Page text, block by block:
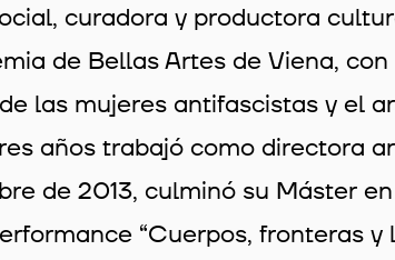
curadora y productora
de Bellas Artes de Viena,
las mujeres antifascistas y el
años trabajó como directora
de 2013, culminó su Máster
“Cuerpos, fronteras y